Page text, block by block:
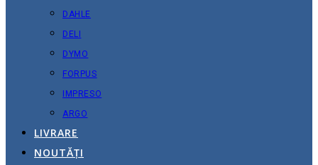
DAHLE
DELI
DYMO
FORPUS
IMPRESO
ARGO
LIVRARE
NOUTĂȚI